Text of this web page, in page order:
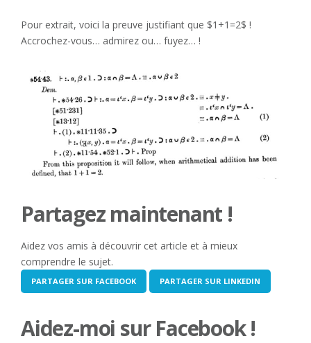
Pour extrait, voici la preuve justifiant que $1+1=2$ !
Accrochez-vous… admirez ou… fuyez… !
Partagez maintenant !
Aidez vos amis à découvrir cet article et à mieux
comprendre le sujet.
PARTAGER SUR FACEBOOK PARTAGER SUR LINKEDIN
Aidez-moi sur Facebook !